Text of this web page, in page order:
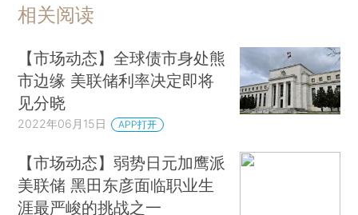
相关阅读
【市场动态】全球债市身处熊
市边缘 美联储利率决定即将
见分晓
2022年06月15日 APP打开
【市场动态】弱势日元加鹰派
美联储 黑田东彦面临职业生
涯最严峻的挑战之一